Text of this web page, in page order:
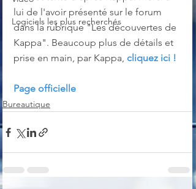
Logiciels les plus recherchés
lui de l'avoir présenté sur le forum
dans la rubrique "Les découvertes de
Kappa". Beaucoup plus de détails et
prise en main, par Kappa, cliquez ici !
Page officielle
Bureautique